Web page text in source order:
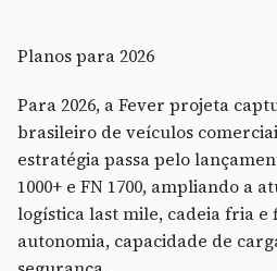
Planos para 2026
Para 2026, a Fever projeta
brasileiro de veículos
estratégia passa pelo
1000+ e FN 1700, ampliando a
logística last mile, cadeia fria
autonomia, capacidade de